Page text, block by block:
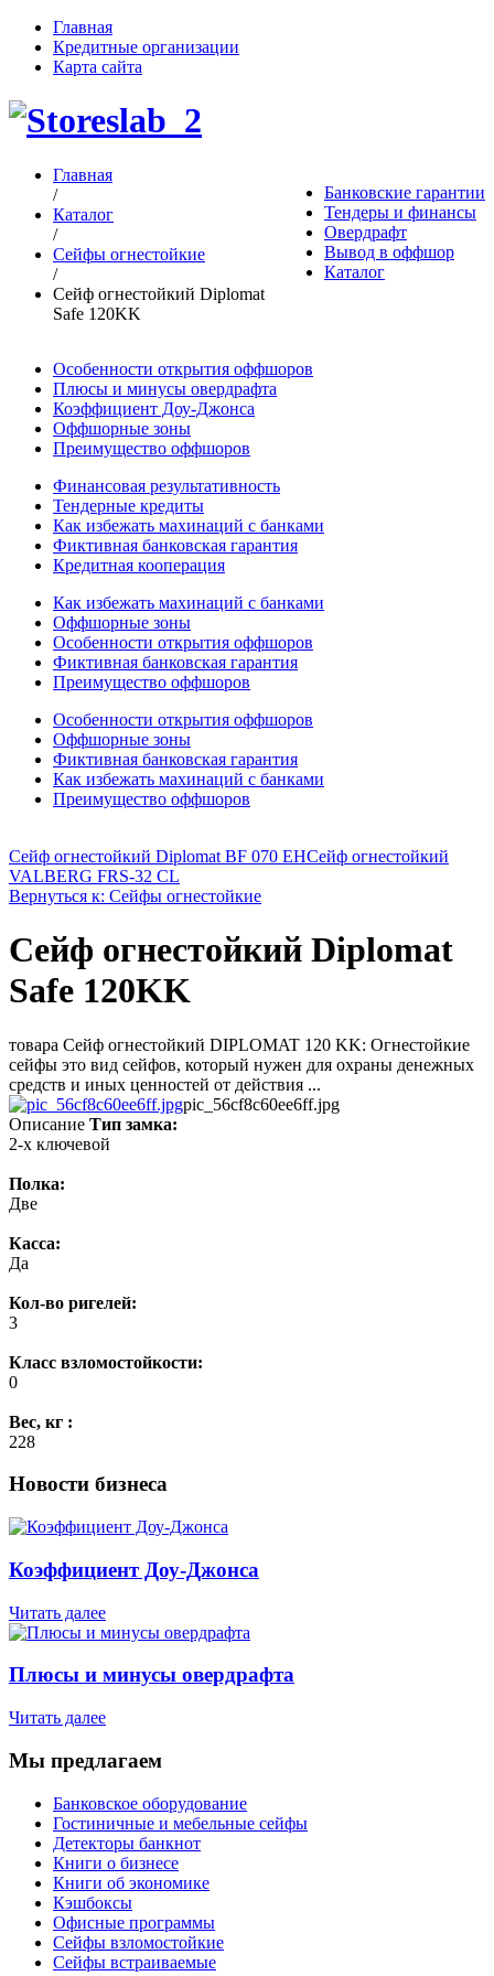
Главная
Кредитные организации
Карта сайта
Банковские гарантии
Тендеры и финансы
Овердрафт
Вывод в оффшор
Каталог
Главная
/
Каталог
/
Сейфы огнестойкие
/
Сейф огнестойкий Diplomat
Safe 120KK
Особенности открытия оффшоров
Плюсы и минусы овердрафта
Коэффициент Доу-Джонса
Оффшорные зоны
Преимущество оффшоров
Финансовая результативность
Тендерные кредиты
Как избежать махинаций с банками
Фиктивная банковская гарантия
Кредитная кооперация
Как избежать махинаций с банками
Оффшорные зоны
Особенности открытия оффшоров
Фиктивная банковская гарантия
Преимущество оффшоров
Особенности открытия оффшоров
Оффшорные зоны
Фиктивная банковская гарантия
Как избежать махинаций с банками
Преимущество оффшоров
Сейф огнестойкий Diplomat BF 070 EHСейф огнестойкий
VALBERG FRS-32 CL
Вернуться к: Сейфы огнестойкие
Сейф огнестойкий Diplomat
Safe 120KK
товара Сейф огнестойкий DIPLOMAT 120 KK: Огнестойкие
сейфы это вид сейфов, который нужен для охраны денежных
средств и иных ценностей от действия ...
pic_56cf8c60ee6ff.jpg
Описание Тип замка:
2-х ключевой
Полка:
Две
Касса:
Да
Кол-во ригелей:
3
Класс взломостойкости:
0
Вес, кг :
228
Новости бизнеса
Коэффициент Доу-Джонса
Читать далее
Плюсы и минусы овердрафта
Читать далее
Мы предлагаем
Банковское оборудование
Гостиничные и мебельные сейфы
Детекторы банкнот
Книги о бизнесе
Книги об экономике
Кэшбоксы
Офисные программы
Сейфы взломостойкие
Сейфы встраиваемые